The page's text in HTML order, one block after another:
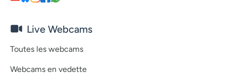
Live Webcams
Toutes les webcams
Webcams en vedette